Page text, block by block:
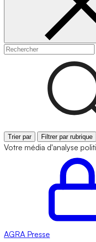
Trier par Filtrer par rubrique
Votre média d'analyse
AGRA Presse